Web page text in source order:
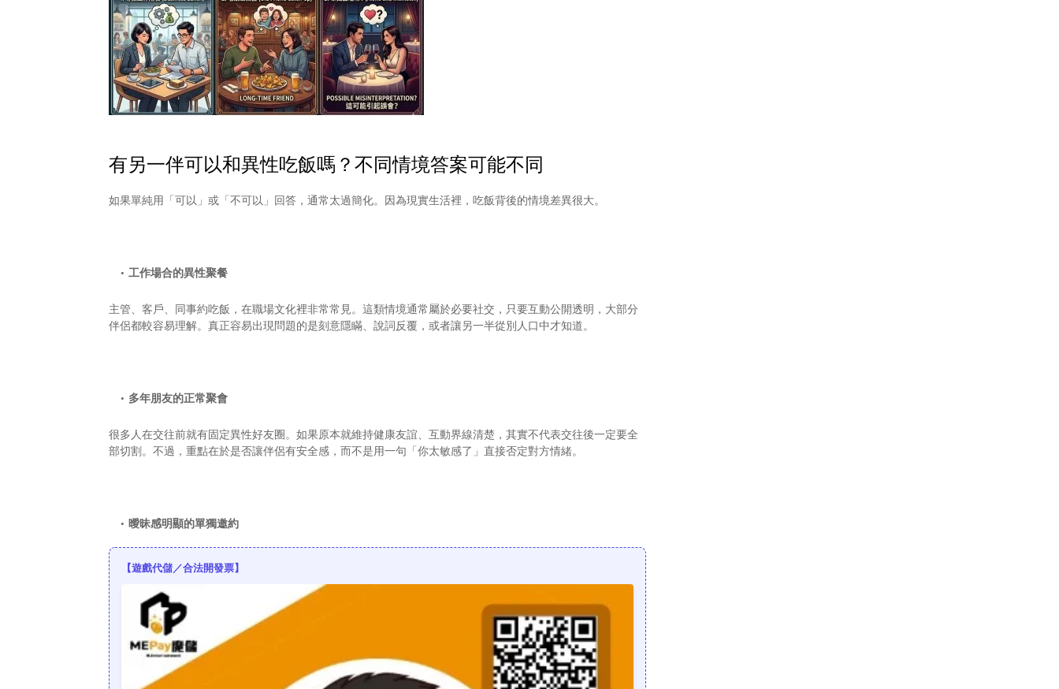
有另一伴可以和異性吃飯嗎？不同情境答案可能不同
如果單純用「可以」或「不可以」回答，通常太過簡化。因為現實生活裡，吃飯背後的情境差異很大。
工作場合的異性聚餐
主管、客戶、同事約吃飯，在職場文化裡非常常見。這類情境通常屬於必要社交，只要互動公開透明，大部分
伴侶都較容易理解。真正容易出現問題的是刻意隱瞞、說詞反覆，或者讓另一半從別人口中才知道。
多年朋友的正常聚會
很多人在交往前就有固定異性好友圈。如果原本就維持健康友誼、互動界線清楚，其實不代表交往後一定要全
部切割。不過，重點在於是否讓伴侶有安全感，而不是用一句「你太敏感了」直接否定對方情緒。
曖昧感明顯的單獨邀約
【遊戲代儲／合法開發票】